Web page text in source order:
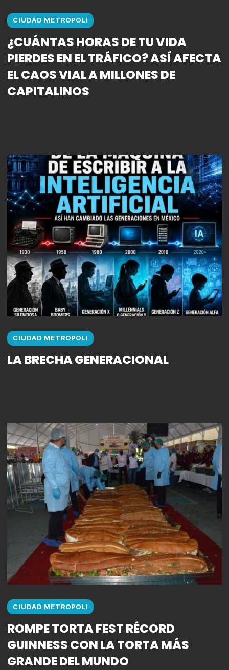
CIUDAD METROPOLI
¿CUÁNTAS HORAS DE TU VIDA
PIERDES EN EL TRÁFICO? ASÍ AFECTA
EL CAOS VIAL A MILLONES DE
CAPITALINOS
CIUDAD METROPOLI
LA BRECHA GENERACIONAL
CIUDAD METROPOLI
ROMPE TORTA FEST RÉCORD
GUINNESS CON LA TORTA MÁS
GRANDE DEL MUNDO